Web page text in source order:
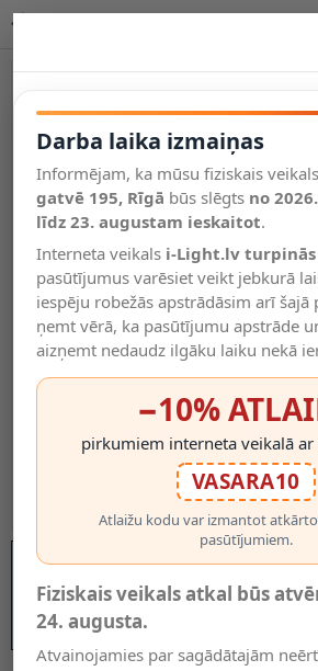
Salīdzināt
Vēlmju
saraksts
Valodas
Darba laika izmaiņas
Informējam, ka mūsu fiziskais veikals
gatvē 195, Rīgā būs slēgts no
līdz 23. augustam ieskaitot.
Interneta veikals i-Light.lv
pasūtījumus varēsiet veikt jebkurā
iespēju robežās apstrādāsim arī šajā
ņemt vērā, ka pasūtījumu apstrāde
aizņemt nedaudz ilgāku laiku nekā
−10%
pirkumiem interneta veikalā ar
VASARA10
Atlaižu kodu var izmantot
pasūtījumiem.
Fiziskais veikals atkal būs
24. augusta.
Atvainojamies par sagādātajām